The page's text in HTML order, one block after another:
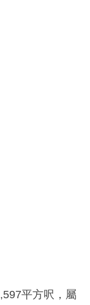
平方呎，屬